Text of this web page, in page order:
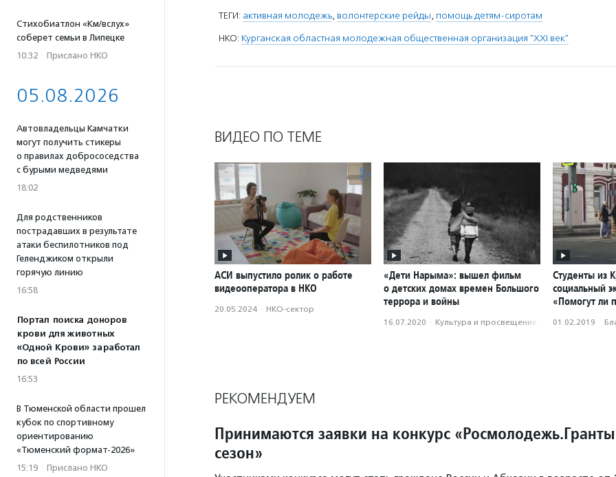
Стихобиатлон «Км/вслух»
соберет семьи в Липецке
10:32 · Прислано НКО
05.08.2026
Автовладельцы Камчатки
могут получить стикеры
о правилах добрососедства
с бурыми медведями
18:02
Для родственников
пострадавших в результате
атаки беспилотников под
Геленджиком открыли
горячую линию
16:58
Портал поиска доноров
крови для животных
«Одной Крови» заработал
по всей России
16:53
В Тюменской области прошел
кубок по спортивному
ориентированию
«Тюменский формат-2026»
15:19 · Прислано НКО
ТЕГИ: активная молодежь, волонтерские рейды, помощь детям-сиротам
НКО: Курганская областная молодежная общественная организация "XXI век"
ВИДЕО ПО ТЕМЕ
АСИ выпустило ролик о работе
видеооператора в НКО
20.05.2024 · НКО-сектор
«Дети Нарыма»: вышел фильм
о детских домах времен Большого
террора и войны
16.07.2020 · Культура и просвещение
Студенты из
социальный
«Помогут ли
01.02.2019 ·
РЕКОМЕНДУЕМ
Принимаются заявки на конкурс
сезон»